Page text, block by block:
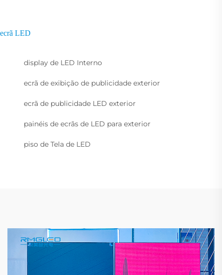
ecrã LED
display de LED Interno
ecrã de exibição de publicidade exterior
ecrã de publicidade LED exterior
painéis de ecrãs de LED para exterior
piso de Tela de LED